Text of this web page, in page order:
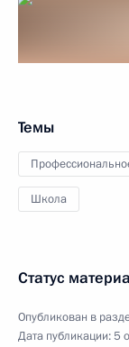
Темы
Школа
Статус
Опубликован в
Дата публикации:5